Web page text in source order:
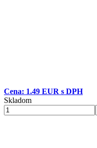
Cena: 1.49 EUR s DPH
Skladom